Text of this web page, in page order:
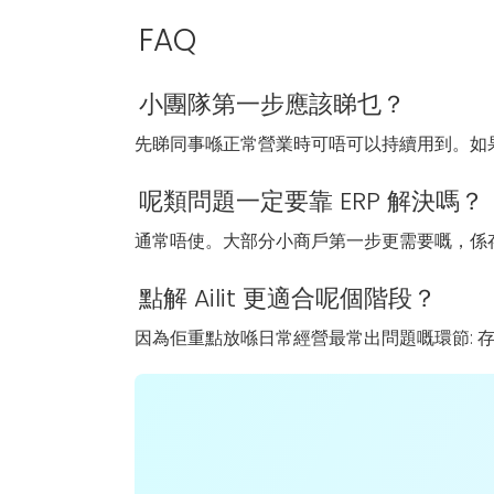
FAQ
小團隊第一步應該睇乜？
先睇同事喺正常營業時可唔可以持續用到。
呢類問題一定要靠 ERP 解決嗎？
通常唔使。大部分小商戶第一步更需要嘅，
點解 Ailit 更適合呢個階段？
因為佢重點放喺日常經營最常出問題嘅環節: